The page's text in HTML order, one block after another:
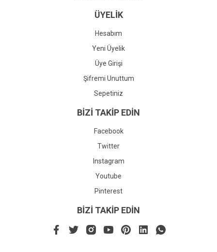
ÜYELİK
Hesabım
Yeni Üyelik
Üye Girişi
Şifremi Unuttum
Sepetiniz
BİZİ TAKİP EDİN
Facebook
Twitter
Instagram
Youtube
Pinterest
BİZİ TAKİP EDİN